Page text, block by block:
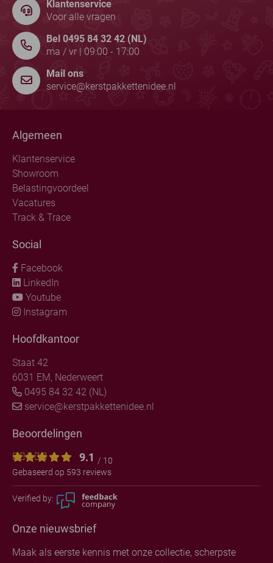
Klantenservice
Voor alle vragen
Bel 0495 84 32 42 (NL)
ma / vr | 09:00 - 17:00
Mail ons
service@kerstpakkettenidee.nl
Algemeen
Klantenservice
Showroom
Belastingvoordeel
Vacatures
Track & Trace
Social
Facebook
LinkedIn
Youtube
Instagram
Hoofdkantoor
Staat 42
6031 EM, Nederweert
0495 84 32 42 (NL)
service@kerstpakkettenidee.nl
Beoordelingen
9.1 / 10
Gebaseerd op 593 reviews
Verified by:
Onze nieuwsbrief
Maak als eerste kennis met onze collectie, scherpste